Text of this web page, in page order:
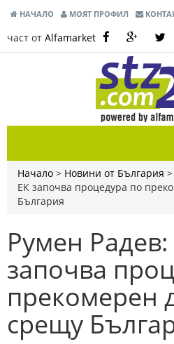
НАЧАЛО МОЯТ ПРОФИЛ
част от Alfamarket
Начало > Новини от България >
ЕК започва процедура по
България
Румен
започва
прекомерен
срещу